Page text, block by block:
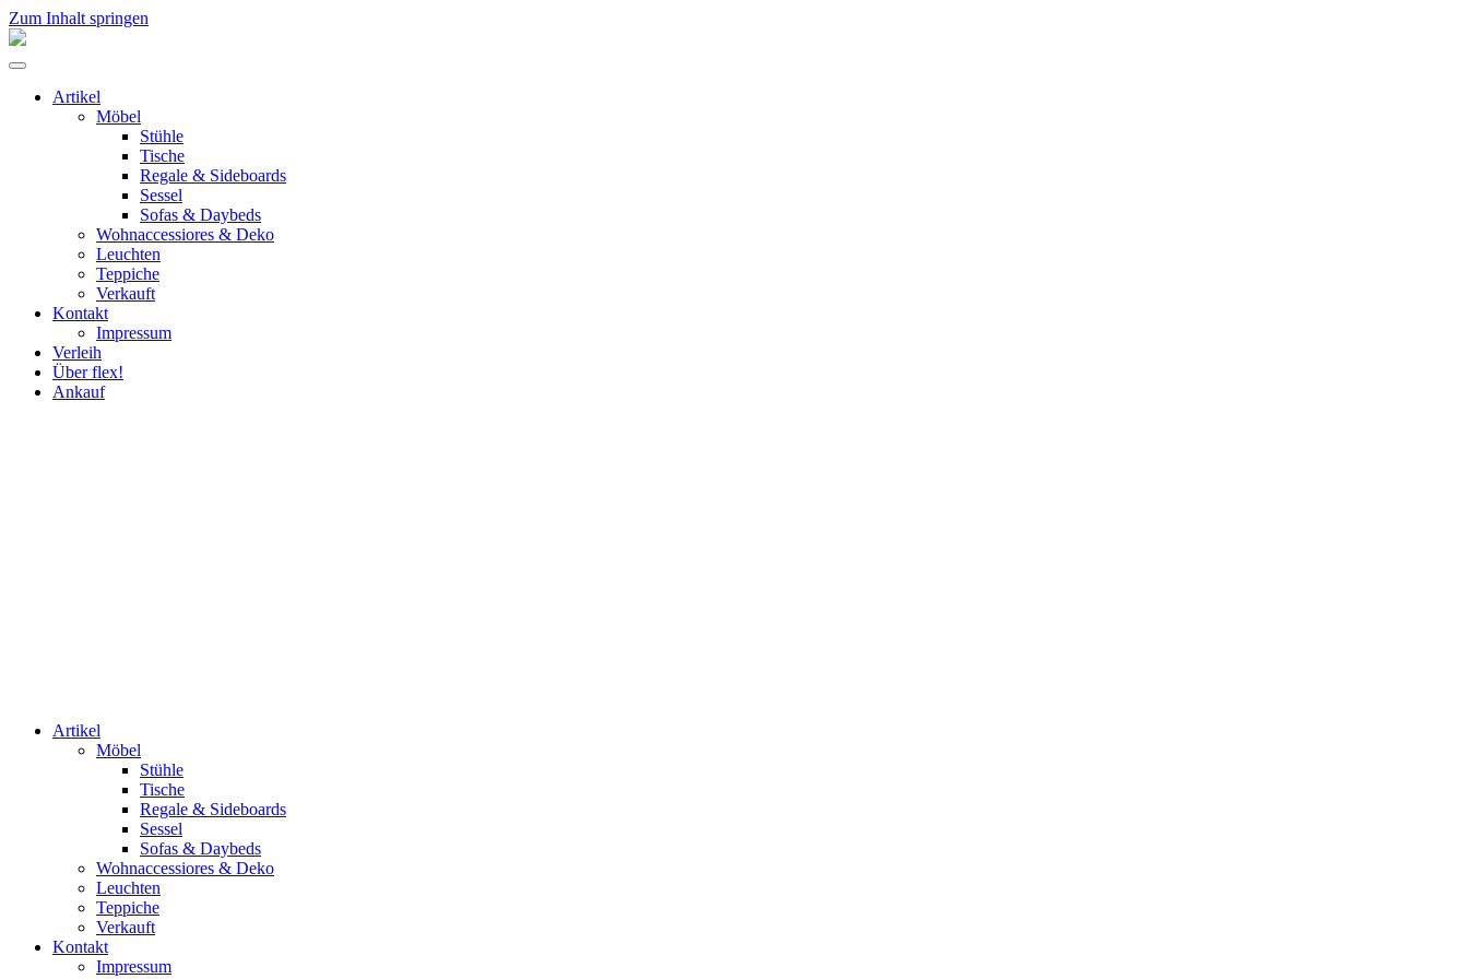
Zum Inhalt springen
flex!
vintage
Menü
umschalten
Artikel
Möbel
Stühle
Tische
Regale & Sideboards
Sessel
Sofas & Daybeds
Wohnaccessiores & Deko
Leuchten
Teppiche
Verkauft
Kontakt
Impressum
Verleih
Über flex!
Ankauf
Artikel
Möbel
Stühle
Tische
Regale & Sideboards
Sessel
Sofas & Daybeds
Wohnaccessiores & Deko
Leuchten
Teppiche
Verkauft
Kontakt
Impressum